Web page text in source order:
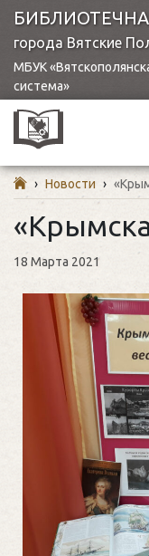
города Вятские
МБУК
система»
› Новости ›
18 Марта 2021